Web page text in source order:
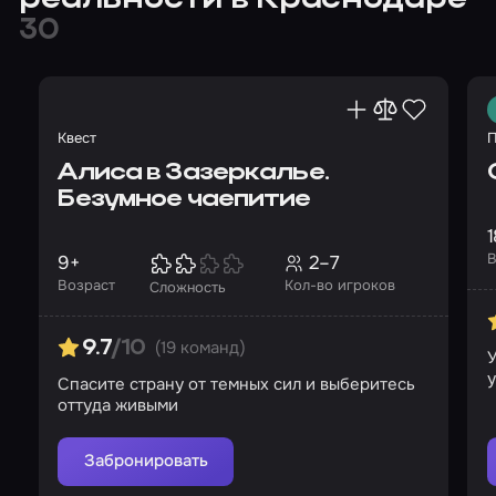
30
Квест
Алиса в Зазеркалье.
Безумное чаепитие
Возраст
9+
Сложность Кол-во игроков
2–7
9.7/10 (19 команд)
Спасите страну от темных сил и выберитесь
оттуда живыми
Забронировать